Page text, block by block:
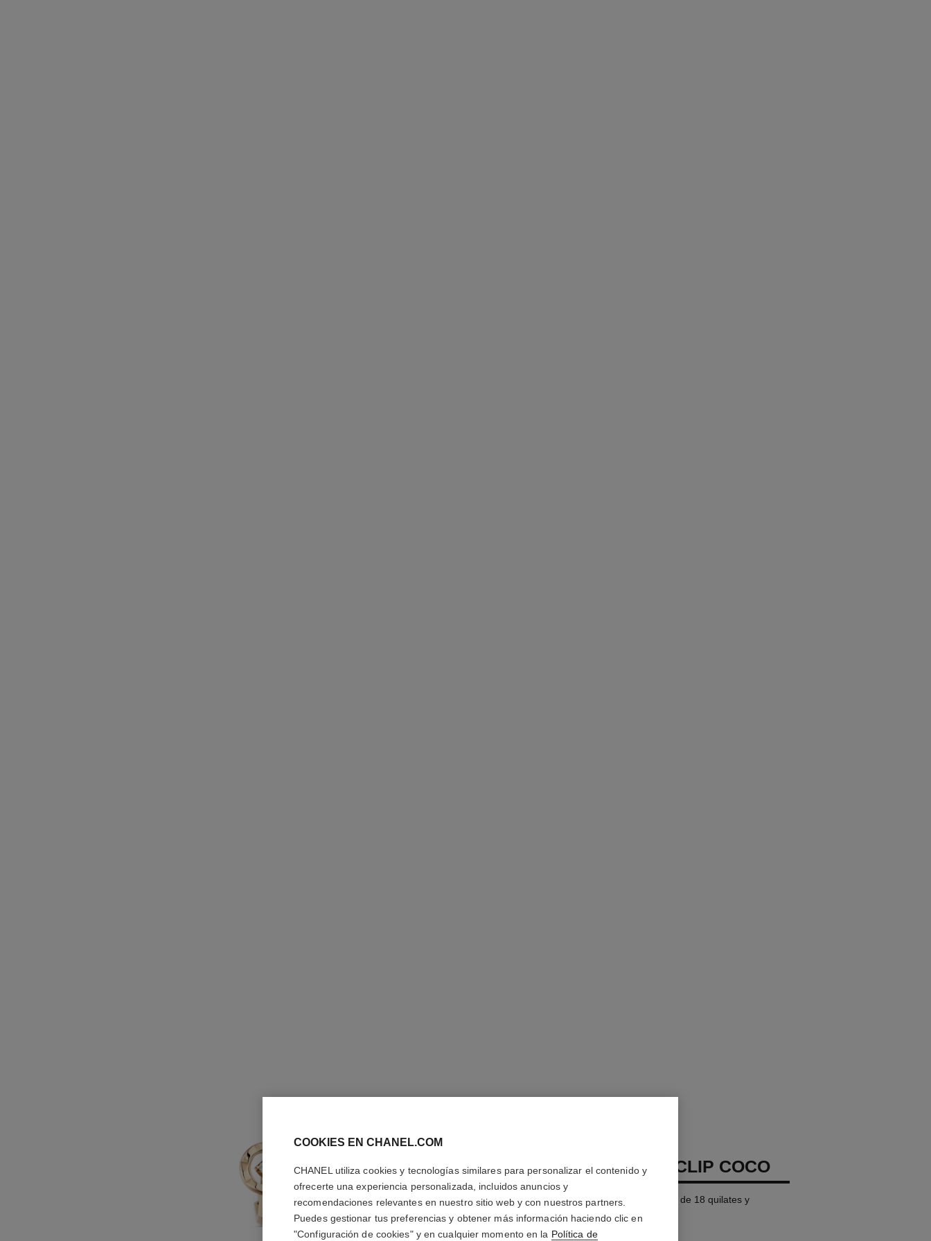
PENDIENTE DE CLIP COCO
Motivo matelassé, ORO BEIGE de 18 quilates y
COOKIES EN CHANEL.COM
CHANEL utiliza cookies y tecnologías similares para personalizar el contenido y
ofrecerte una experiencia personalizada, incluidos anuncios y
recomendaciones relevantes en nuestro sitio web y con nuestros partners.
Puedes gestionar tus preferencias y obtener más información haciendo clic en
"Configuración de cookies" y en cualquier momento en la Política de